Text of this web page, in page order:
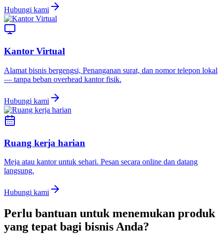
Hubungi kami
Kantor Virtual
Alamat bisnis bergengsi, Penanganan surat, dan nomor telepon lokal
— tanpa beban overhead kantor fisik.
Hubungi kami
Ruang kerja harian
Meja atau kantor untuk sehari. Pesan secara online dan datang
langsung.
Hubungi kami
Perlu bantuan untuk menemukan produk
yang tepat bagi bisnis Anda?